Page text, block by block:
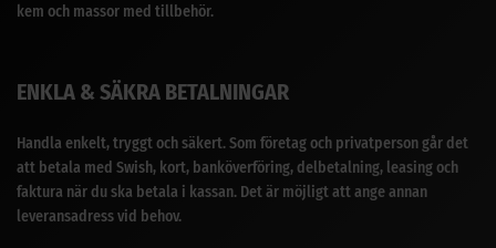
kem och massor med tillbehör.
ENKLA & SÄKRA BETALNINGAR
Handla enkelt, tryggt och säkert. Som företag och privatperson går det
att betala med Swish, kort, banköverföring, delbetalning, leasing och
faktura när du ska betala i kassan. Det är möjligt att ange annan
leveransadress vid behov.